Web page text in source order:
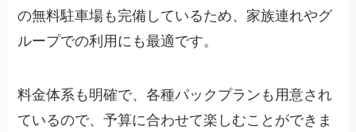
の無料駐車場も完備しているため、家族連れやグ
ループでの利用にも最適です。
料金体系も明確で、各種パックプランも用意され
ているので、予算に合わせて楽しむことができま